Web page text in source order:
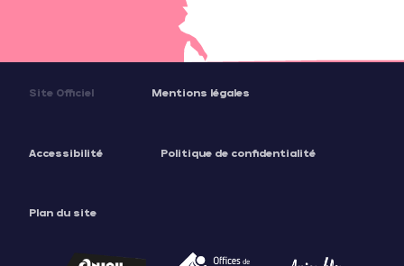
Site Officiel Mentions légales
Accessibilité Politique de confidentialité
Plan du site